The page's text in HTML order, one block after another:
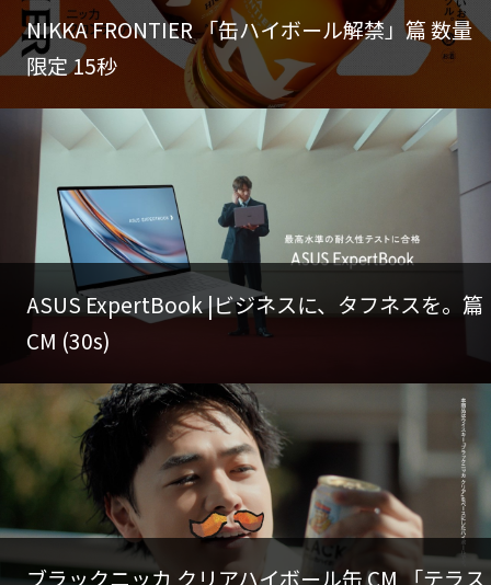
NIKKA FRONTIER 「缶ハイボール解禁」篇 数量
限定 15秒
ASUS ExpertBook |ビジネスに、タフネスを。篇
CM (30s)